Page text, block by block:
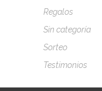
Regalos
Sin categoría
Sorteo
Testimonios